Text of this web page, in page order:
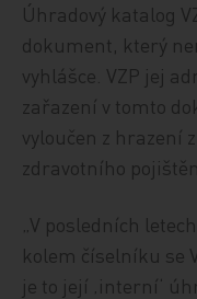
Úhradový katalog
dokument, který
vyhlášce. VZP jej
zařazení v tomto
vyloučen z hrazení
zdravotního
„V posledních
kolem číselníku se
je to její ‚interní‘